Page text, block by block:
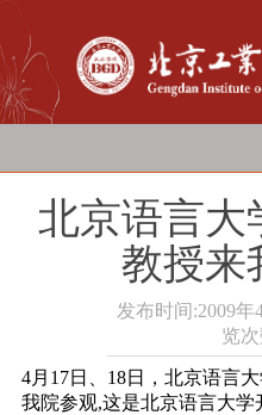
北京语言大
教授来
发布时间:2009年
览
4月17日、18日，北京语言
我院参观,这是北京语言大